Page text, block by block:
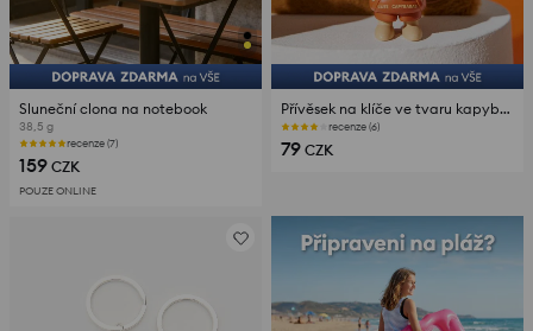
Sluneční clona na notebook
38,5 g
recenze (7)
159 CZK
POUZE ONLINE
Přívěsek na klíče ve tvaru kapybary s měnitelným výrazem
recenze (6)
79 CZK